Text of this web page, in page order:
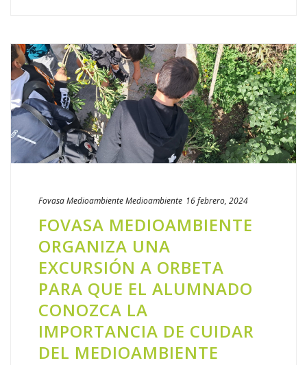
Fovasa MedioambienteMedioambiente 16 febrero, 2024
FOVASA MEDIOAMBIENTE
ORGANIZA UNA
EXCURSIÓN A ORBETA
PARA QUE EL ALUMNADO
CONOZCA LA
IMPORTANCIA DE CUIDAR
DEL MEDIOAMBIENTE